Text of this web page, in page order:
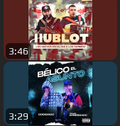
3:46
3:29